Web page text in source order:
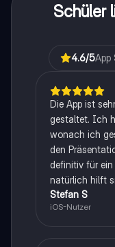
Schüler
4.6/5App
Die App ist
gestaltet. Ich
wonach ich
den
definitiv für
natürlich hilft
Stefan S
iOS-Nutzer